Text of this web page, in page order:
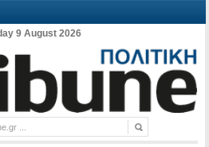
9 August 2026